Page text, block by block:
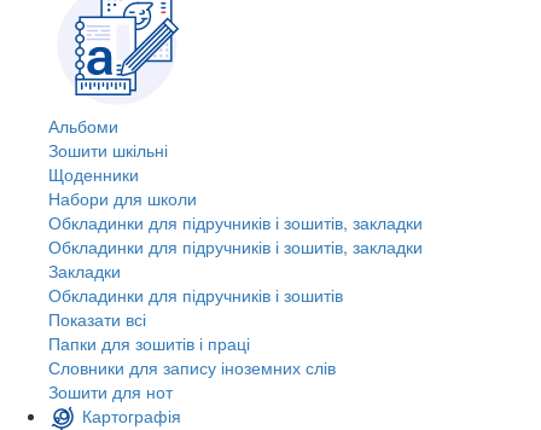
Альбоми
Зошити шкільні
Щоденники
Набори для школи
Обкладинки для підручників і зошитів, закладки
Обкладинки для підручників і зошитів, закладки
Закладки
Обкладинки для підручників і зошитів
Показати всі
Папки для зошитів і праці
Словники для запису іноземних слів
Зошити для нот
Картографія